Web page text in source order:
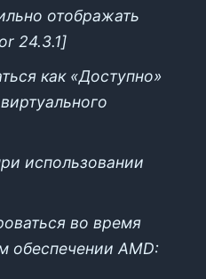
отображать
24.3.1]
как «Доступно»
использовании
во время
обеспечении AMD: